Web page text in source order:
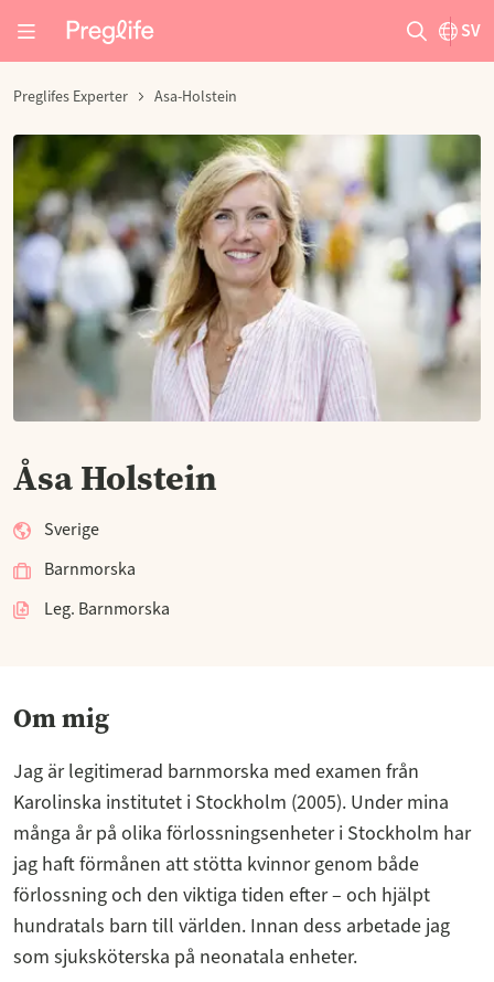
SV
Preglifes Experter Asa-Holstein
Åsa Holstein
Sverige
Barnmorska
Leg. Barnmorska
Om mig
Jag är legitimerad barnmorska med examen från
Karolinska institutet i Stockholm (2005). Under mina
många år på olika förlossningsenheter i Stockholm har
jag haft förmånen att stötta kvinnor genom både
förlossning och den viktiga tiden efter – och hjälpt
hundratals barn till världen. Innan dess arbetade jag
som sjuksköterska på neonatala enheter.